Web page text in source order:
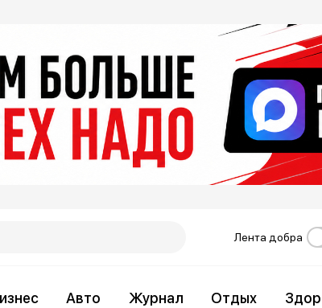
Лента добра
Авто Журнал Отдых